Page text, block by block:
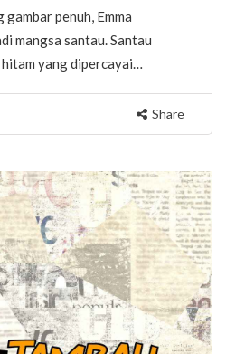
penuh, Emma
mangsa santau. Santau
yang dipercayai…
Share